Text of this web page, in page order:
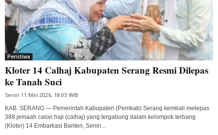
Peristiwa
Kloter 14 Calhaj Kabupaten Serang Resmi Dilepas
ke Tanah Suci
Senin 11 Mei 2026, 18:03 WIB
KAB. SERANG — Pemerintah Kabupaten (Pemkab) Serang kembali melepas
388 jemaah calon haji (calhaj) yang tergabung dalam kelompok terbang
(Kloter) 14 Embarkasi Banten, Senin...